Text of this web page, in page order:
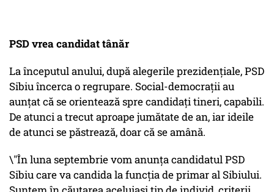
PSD vrea candidat tânăr
La începutul anului, după alegerile prezidențiale, PSD
Sibiu încerca o regrupare. Social-democrații au
aunțat că se orientează spre candidați tineri, capabili.
De atunci a trecut aproape jumătate de an, iar ideile
de atunci se păstrează, doar că se amână.
\"În luna septembrie vom anunța candidatul PSD
Sibiu care va candida la funcția de primar al Sibiului.